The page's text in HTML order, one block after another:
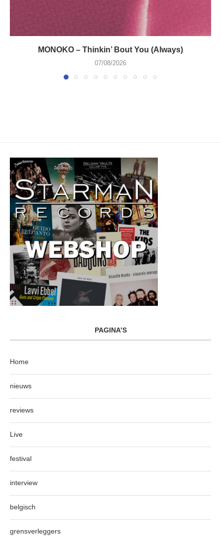
MONOKO – Thinkin’ Bout You (Always)
07/08/2026
PAGINA’S
Home
nieuws
reviews
Live
festival
interview
belgisch
grensverleggers